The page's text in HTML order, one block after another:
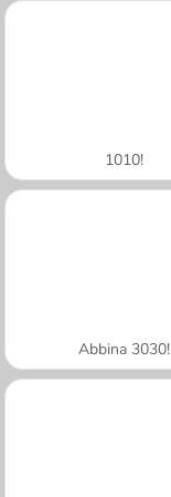
1010!
Abbina 3030!